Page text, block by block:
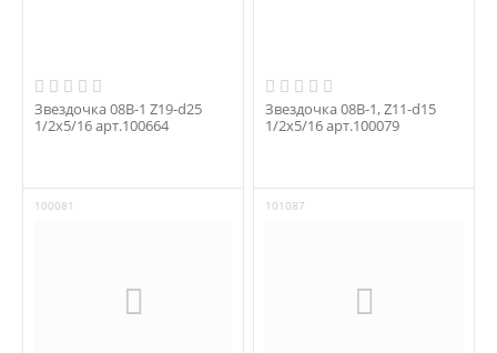
Звездочка 08B-1 Z19-d25
1/2x5/16 арт.100664
Звездочка 08B-1, Z11-d15
1/2x5/16 арт.100079
100081 101087